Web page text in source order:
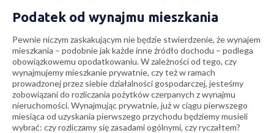
Podatek od wynajmu mieszkania
Pewnie niczym zaskakującym nie będzie stwierdzenie, że wynajem
mieszkania – podobnie jak każde inne źródło dochodu – podlega
obowiązkowemu opodatkowaniu. W zależności od tego, czy
wynajmujemy mieszkanie prywatnie, czy też w ramach
prowadzonej przez siebie działalności gospodarczej, jesteśmy
zobowiązani do rozliczania pożytków czerpanych z wynajmu
nieruchomości. Wynajmując prywatnie, już w ciągu pierwszego
miesiąca od uzyskania pierwszego przychodu będziemy musieli
wybrać: czy rozliczamy się zasadami ogólnymi, czy ryczałtem?